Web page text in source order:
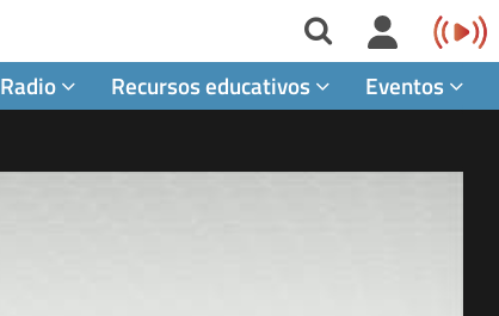
Radio Recursos educativos Eventos